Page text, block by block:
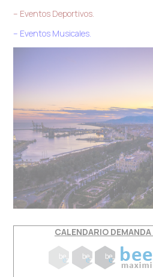
– Eventos Deportivos.
– Eventos Musicales.
CALENDARIO